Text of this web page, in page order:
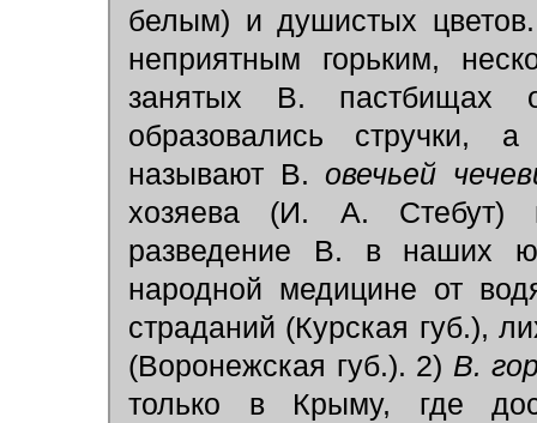
белым) и душистых
неприятным горьким,
занятых В. пастбищах
образовались стручки,
называют В.овечьей
хозяева (И. А. Стебут)
разведение В. в наших
народной медицине от
страдaний (Курская губ.),
(Воронежская губ.). 2) В.
только в Крыму, где